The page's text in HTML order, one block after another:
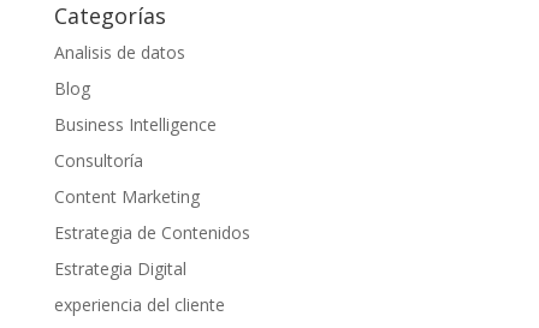
Categorías
Analisis de datos
Blog
Business Intelligence
Consultoría
Content Marketing
Estrategia de Contenidos
Estrategia Digital
experiencia del cliente